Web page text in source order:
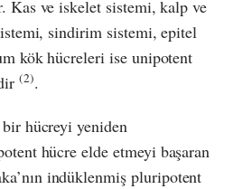
Kas ve iskelet sistemi, kalp ve
sindirim sistemi, epitel
kök hücreleri ise unipotent
(2).
hücreyi yeniden
hücre elde etmeyi başaran
indüklenmiş pluripotent